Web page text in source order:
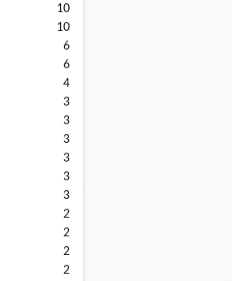
10
10
6
6
4
3
3
3
3
3
3
2
2
2
2